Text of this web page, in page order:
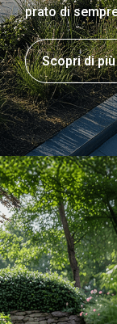
prato di
Scopri di più